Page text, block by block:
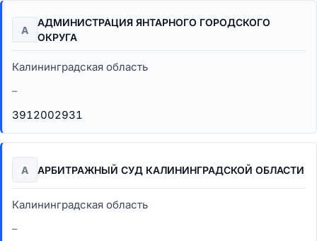
А
АДМИНИСТРАЦИЯ ЯНТАРНОГО ГОРОДСКОГО
ОКРУГА
Калининградская область
–
3912002931
А АРБИТРАЖНЫЙ СУД КАЛИНИНГРАДСКОЙ ОБЛАСТИ
Калининградская область
–